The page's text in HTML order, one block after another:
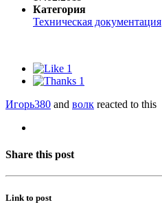
Категория
Техническая документация
1
1
Игорь380 and волк reacted to this
Share this post
Link to post